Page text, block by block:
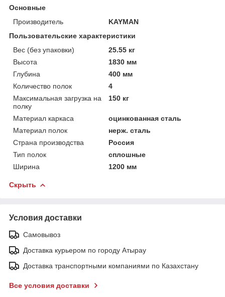
Основные
Производитель
KAYMAN
Пользовательские характеристики
Вес (без упаковки)
25.55 кг
Высота
1830 мм
Глубина
400 мм
Количество полок
4
Максимальная загрузка на
полку
150 кг
Материал каркаса
оцинкованная сталь
Материал полок
нерж. сталь
Страна производства
Россия
Тип полок
сплошные
Ширина
1200 мм
Скрыть
Условия доставки
Самовывоз
Доставка курьером по городу Атырау
Доставка транспортными компаниями по Казахстану
Все условия доставки